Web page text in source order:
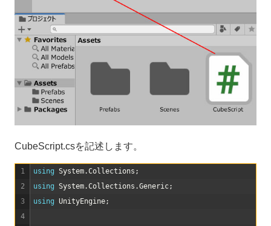
CubeScript.csを記述します。
1
2
3
4
using System.Collections ;
using System.Collections .Generic;
using UnityEngine;